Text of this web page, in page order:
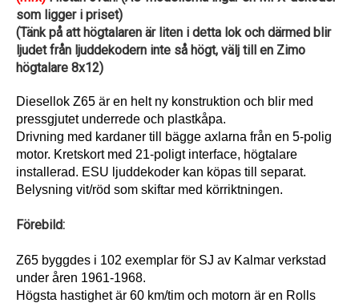
som ligger i priset)
(Tänk på att högtalaren är liten i detta lok och därmed blir
ljudet från ljuddekodern inte så högt, välj till en Zimo
högtalare 8x12)
Diesellok Z65 är en helt ny konstruktion och blir med
pressgjutet underrede och plastkåpa.
Drivning med kardaner till bägge axlarna från en 5-polig
motor. Kretskort med 21-poligt interface, högtalare
installerad. ESU ljuddekoder kan köpas till separat.
Belysning vit/röd som skiftar med körriktningen.
Förebild:
Z65 byggdes i 102 exemplar för SJ av Kalmar verkstad
under åren 1961-1968.
Högsta hastighet är 60 km/tim och motorn är en Rolls